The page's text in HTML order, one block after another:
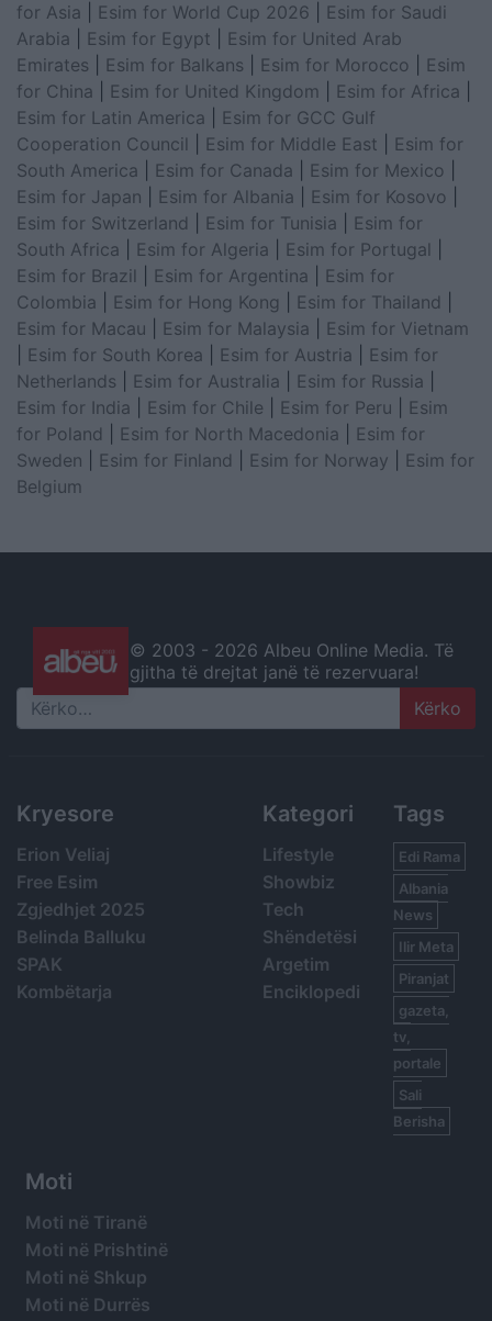
for Asia
Esim for World Cup 2026
Esim for Saudi
Arabia
Esim for Egypt
Esim for United Arab
Emirates
Esim for Balkans Esim for Morocco
Esim
for China
Esim for United Kingdom Esim for Africa
Esim for Latin America
Esim for GCC Gulf
Cooperation Council
Esim for Middle East
Esim for
South America
Esim for Canada Esim for Mexico
Esim for Japan
Esim for Albania Esim for Kosovo
Esim for Switzerland
Esim for Tunisia
Esim for
South Africa
Esim for Algeria Esim for Portugal
Esim for Brazil
Esim for Argentina
Esim for
Colombia
Esim for Hong Kong Esim for Thailand
Esim for Macau
Esim for Malaysia
Esim for Vietnam
Esim for South Korea Esim for Austria
Esim for
Netherlands
Esim for Australia Esim for Russia
Esim for India
Esim for Chile Esim for Peru
Esim
for Poland
Esim for North Macedonia
Esim for
Sweden
Esim for Finland Esim for Norway
Esim for
Belgium
© 2003 - 2026 Albeu Online Media. Të
gjitha të drejtat janë të rezervuara!
Search
Kryesore
Erion Veliaj
Free Esim
Zgjedhjet 2025
Belinda Balluku
SPAK
Kombëtarja
Kategori
Lifestyle
Showbiz
Tech
Shëndetësi
Argetim
Enciklopedi
Tags
Edi Rama
Albania
News
Ilir Meta
Piranjat
gazeta,
tv,
portale
Sali
Berisha
Moti
Moti në Tiranë
Moti në Prishtinë
Moti në Shkup
Moti në Durrës